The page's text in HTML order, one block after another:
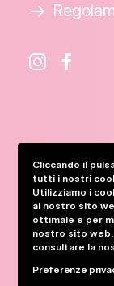
website by
Informativa e
Cliccando il
tutti i nostri
Utilizziamo i
al nostro sito
ottimale e per
nostro sito
consultare la
Preferenze